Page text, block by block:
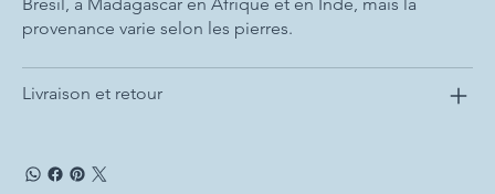
provenance varie selon les pierres.
Livraison et retour